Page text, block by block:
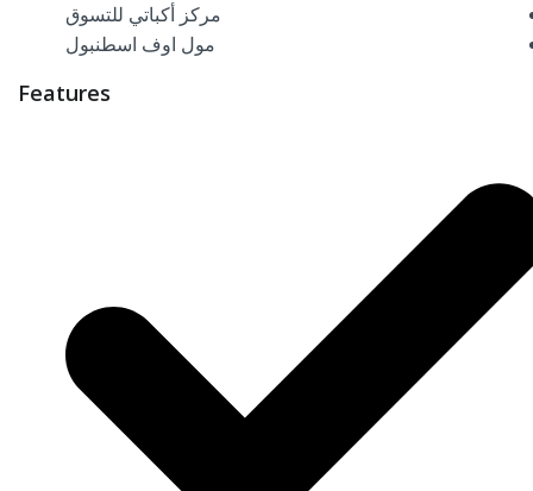
مركز أكباتي للتسوق
مول اوف اسطنبول
Features